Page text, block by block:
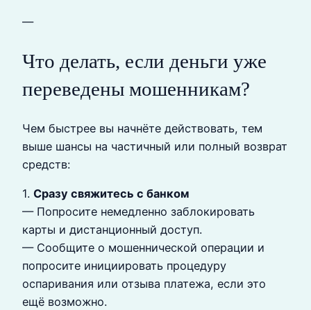
—
Что делать, если деньги уже
переведены мошенникам?
Чем быстрее вы начнёте действовать, тем
выше шансы на частичный или полный возврат
средств:
1. Сразу свяжитесь с банком
— Попросите немедленно заблокировать
карты и дистанционный доступ.
— Сообщите о мошеннической операции и
попросите инициировать процедуру
оспаривания или отзыва платежа, если это
ещё возможно.